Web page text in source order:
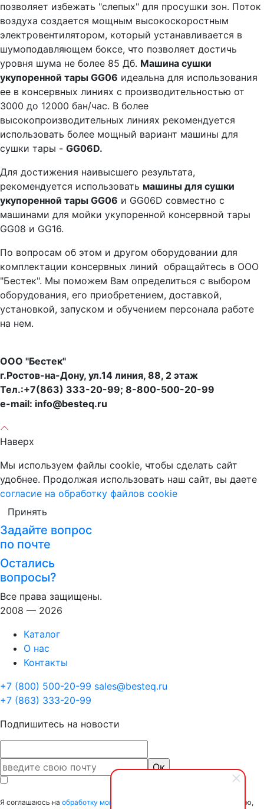
позволяет избежать "слепых" для просушки зон. Поток
воздуха создается мощным высокоскоростным
электровентилятором, который устанавливается в
шумоподавляющем боксе, что позволяет достичь
уровня шума не более 85 Дб. Машина сушки
укупоренной тары GG06 идеальна для использования
ее в консервных линиях с производительностью от
3000 до 12000 бан/час. В более
высокопроизводительных линиях рекомендуется
использовать более мощный вариант машины для
сушки тары - GG06D.
Для достижения наивысшего результата,
рекомендуется использовать машины для сушки
укупоренной тары GG06 и GG06D совместно с
машинами для мойки укупоренной консервной тары
GG08 и GG16.
По вопросам об этом и другом оборудовании для
комплектации консервных линий обращайтесь в ООО
"Бестек". Мы поможем Вам определиться с выбором
оборудования, его приобретением, доставкой,
установкой, запуском и обучением персонала работе
на нем.
ООО "Бестек"
г.Ростов-на-Дону, ул.14 линия, 88, 2 этаж
Тел.:+7(863) 333-20-99; 8-800-500-20-99
e-mail: info@besteq.ru
Наверх
Мы используем файлы cookie, чтобы сделать сайт
удобнее. Продолжая использовать наш сайт, вы даете
согласие на обработку файлов cookie
Принять
Задайте вопрос
по почте
Остались
вопросы?
Все права защищены.
2008 — 2026
Каталог
О нас
Контакты
+7 (800) 500-20-99 sales@besteq.ru
+7 (863) 333-20-99
Подпишитесь на новости
Я соглашаюсь на обработку моих персональных данных
и подтверждаю,